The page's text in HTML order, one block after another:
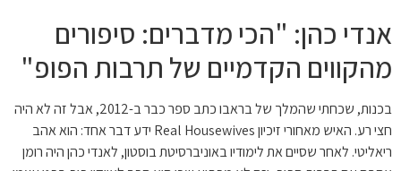
אנדי כהן: "הכי מדברים: סיפורים
מהקווים הקדמיים של תרבות הפופ"
בכנות, שכחתי שהמלך של בראבו כתב ספר כבר ב-2012, אבל זה לא היה
חצי רע. האיש מאחורי זיכיון Real Housewives ידע דבר אחד: הוא אהב
ריאליטי. לאחר שסיים את לימודיו באוניברסיטת בוסטון, לאנדי כהן היה רומן